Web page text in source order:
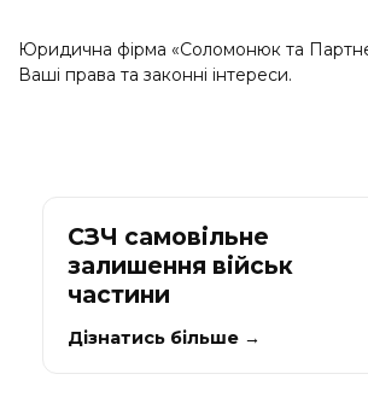
Юридична фірма «Соломонюк та
Ваші права та законні інтереси.
СЗЧ самовільне
залишення військ
частини
Дізнатись більше →